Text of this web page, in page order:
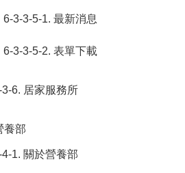
6-3-3-5-1. 最新消息
6-3-3-5-2. 表單下載
3-6. 居家服務所
養部
1. 關於營養部